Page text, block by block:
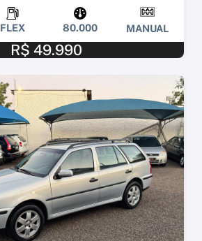
FLEX 80.000 MANUAL
R$ 49.990